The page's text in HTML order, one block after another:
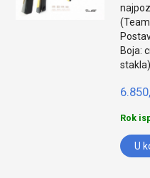
(Team
Boja:
stakla)
Rok
U